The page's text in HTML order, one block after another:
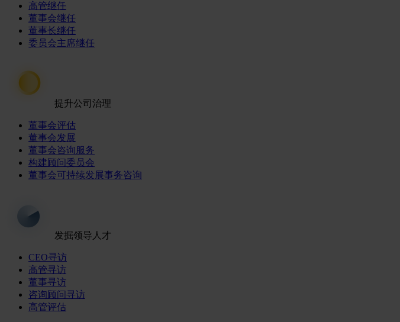
高管继任
董事会继任
董事长继任
委员会主席继任
提升公司治理
董事会评估
董事会发展
董事会咨询服务
构建顾问委员会
董事会可持续发展事务咨询
发掘领导人才
CEO寻访
高管寻访
董事寻访
咨询顾问寻访
高管评估